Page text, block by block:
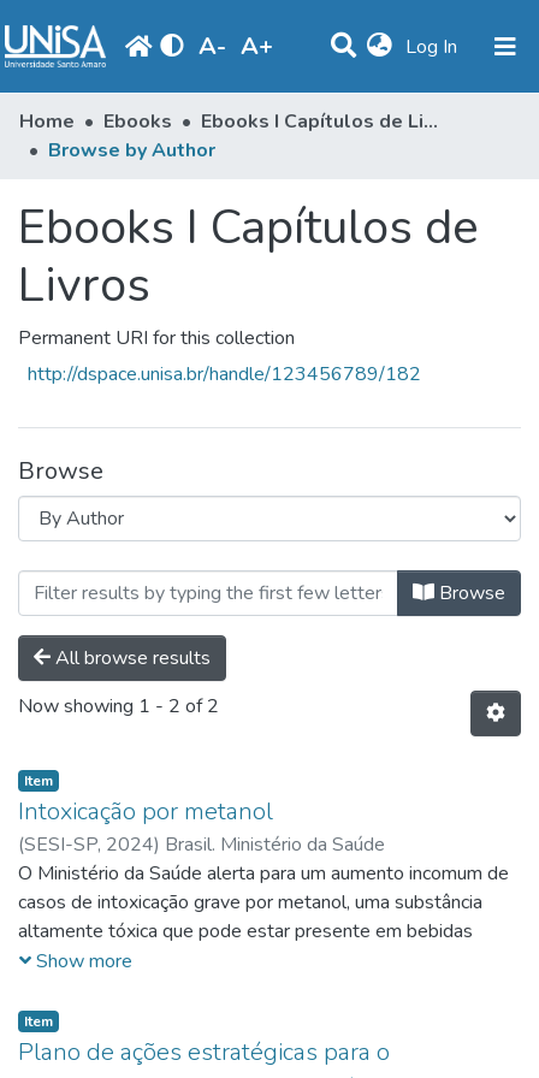
A- A+ Log In (current)
Communities & Collections
Produção Docente
Library
Home Ebooks
Ebooks I Capítulos de Livros
Browse by Author
Ebooks I Capítulos de
Livros
Permanent URI for this collection
http://dspace.unisa.br/handle/123456789/182
Browse
Browsing Ebooks I Capítulos de
Browse
All browse results
Now showing 1 - 2 of 2
Item
Intoxicação por metanol
(SESI-SP, 2024) Brasil. Ministério da Saúde
O Ministério da Saúde alerta para um aumento incomum de
casos de intoxicação grave por metanol, uma substância
altamente tóxica que pode estar presente em bebidas
alcoólicas adulteradas. Casos recentes de intoxicação têm
necessidade de vigilância e cuidados imediatos. A
intoxicação por metanol é uma emergência médica que pode
Show more
Item
Plano de ações estratégicas para o